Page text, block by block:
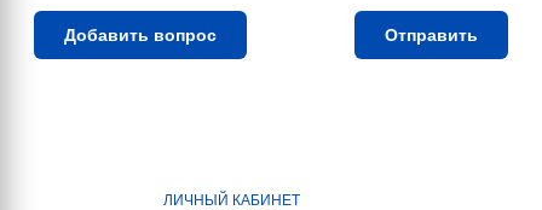
Добавить вопрос Отправить
ЛИЧНЫЙ КАБИНЕТ